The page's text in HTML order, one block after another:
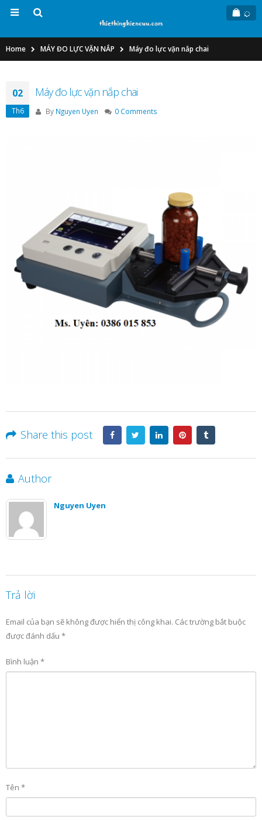
Home MÁY ĐO LỰC VẶN NẮP Máy đo lực vặn nắp chai
02
Th6
Máy đo lực vặn nắp chai
By Nguyen Uyen 0 Comments
Share this post
Author
Nguyen Uyen
Trả lời
Email của bạn sẽ không được hiển thị công khai. Các trường bắt buộc
được đánh dấu *
Bình luận *
Tên *